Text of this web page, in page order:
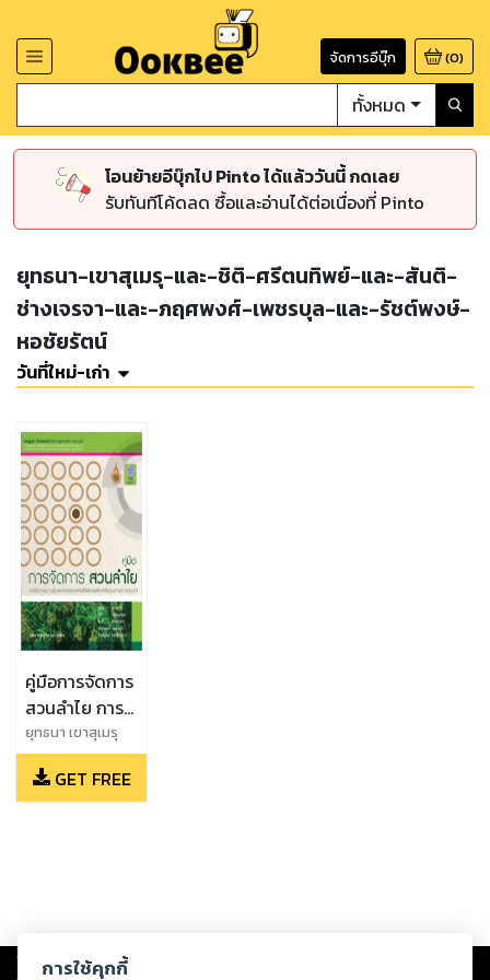
จัดการอีบุ๊ก (0)
ทั้งหมด
โอนย้ายอีบุ๊กไป Pinto ได้แล้ววันนี้ กดเลย
รับทันทีโค้ดลด ซื้อและอ่านได้ต่อเนื่องที่ Pinto
ยุทธนา-เขาสุเมรุ-และ-ชิติ-ศรีตนทิพย์-และ-สันติ-
ช่างเจรจา-และ-ภฤศพงศ์-เพชรบุล-และ-รัชต์พงษ์-
หอชัยรัตน์
วันที่ใหม่-เก่า
คู่มือการจัดการ
สวนลำไย การ
จัดการความรู้
และถ่ายทอด
เทคโนโลยีการ
ยุทธนา เขาสุเมรุ
และ ชิติ ศรีตนทิพย์
และ สันติ ช่างเจรจา
และ ภฤศพงศ์ เพชร
GET FREE
Copyright © 2026
การใช้คุกกี้